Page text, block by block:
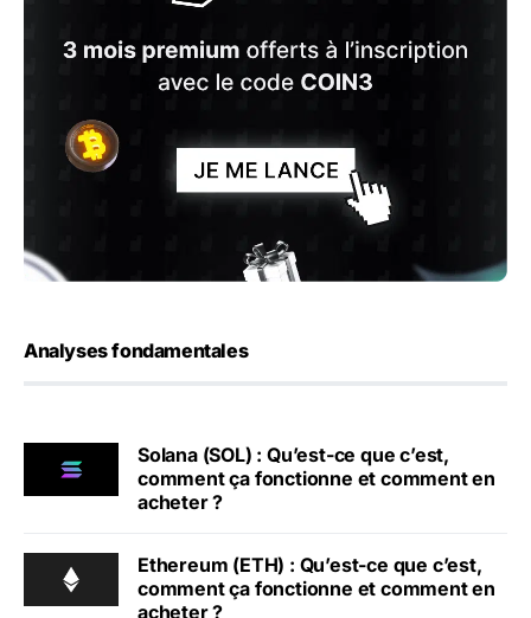
Analyses fondamentales
Solana (SOL) : Qu’est-ce que c’est,
comment ça fonctionne et comment en
acheter ?
Ethereum (ETH) : Qu’est-ce que c’est,
comment ça fonctionne et comment en
acheter ?